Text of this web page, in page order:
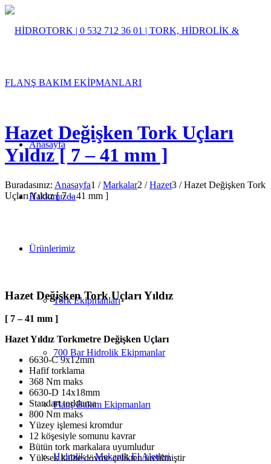
Anasayfa
Hakkımızda
Ürünlerimiz
Tork Ekipmanları
700 Bar Hidrolik Ekipmanlar
Flanş Bakım Ekipmanları
Hidrolik – Mekanik El Aletleri
Hazet Değişken Tork Uçları
Yıldız [ 7 – 41 mm ]
Buradasınız: Anasayfa1 / Markalar2 / Hazet3 / Hazet Değişken Tork
Uçları Yıldız [ 7 – 41 mm ]
Hazet Değişken Tork Uçları Yıldız
[ 7 – 41 mm ]
Hazet Yıldız Torkmetre Değişken Uçları
6630-C 9x12mm
Hafif torklama
368 Nm maks
6630-D 14x18mm
Standart torklama
800 Nm maks
Yüzey işlemesi kromdur
12 köşesiyle somunu kavrar
Bütün tork markalara uyumludur
Yüksek kalite dövme çelikten üretilmiştir